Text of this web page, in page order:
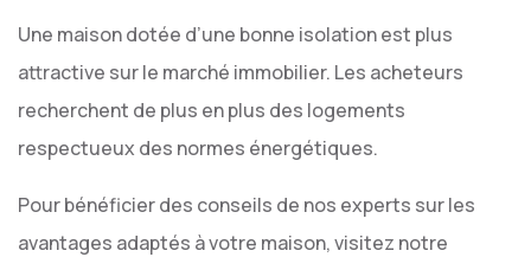
Une maison dotée d’une bonne isolation est plus
attractive sur le marché immobilier. Les acheteurs
recherchent de plus en plus des logements
respectueux des normes énergétiques.
Pour bénéficier des conseils de nos experts sur les
avantages adaptés à votre maison, visitez notre